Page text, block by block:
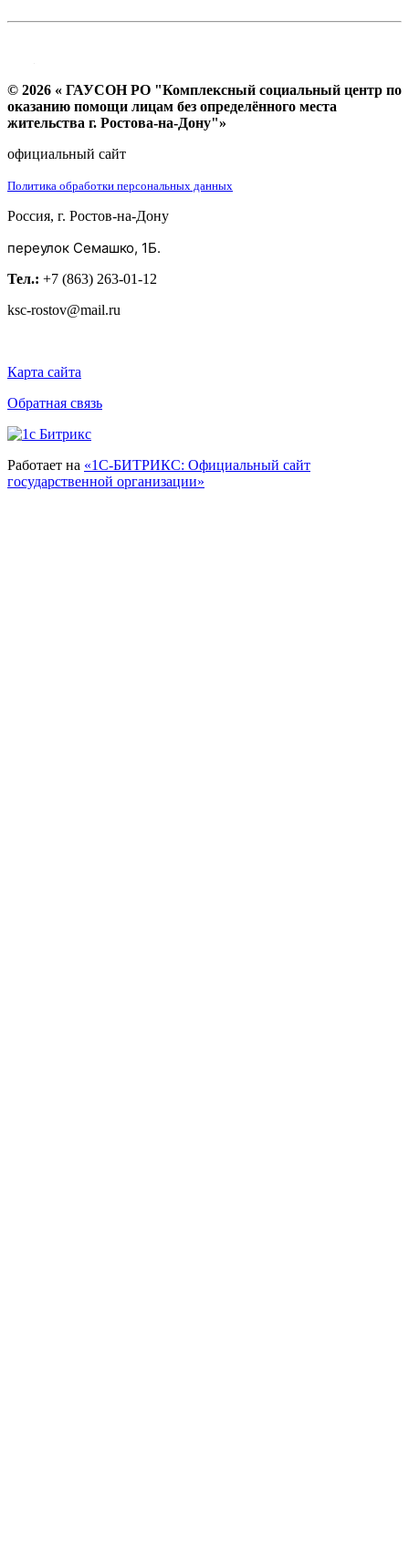
© 2026 « ГАУСОН РО "Комплексный социальный центр по
оказанию помощи лицам без определённого места
жительства г. Ростова-на-Дону"»
официальный сайт
Политика обработки персональных данных
Россия, г. Ростов-на-Дону
переулок Семашко, 1Б.
Тел.: +7 (863) 263-01-12
ksc-rostov@mail.ru
Карта сайта
Обратная связь
Работает на «1С-БИТРИКС: Официальный сайт
государственной организации»